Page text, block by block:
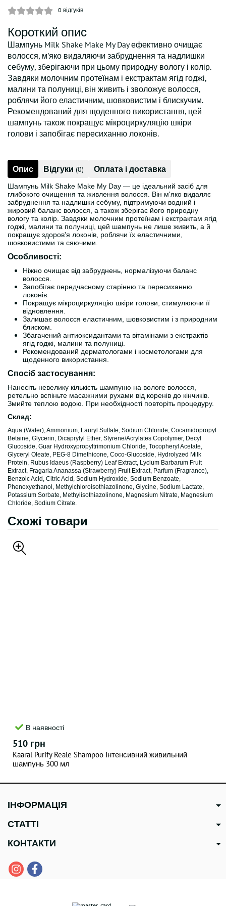
0 відгуків
Короткий опис
Шампунь Milk Shake Make My Day ефективно очищає
волосся, м'яко видаляючи забруднення та надлишки
себуму, зберігаючи при цьому природну вологу і колір.
Завдяки молочним протеїнам і екстрактам ягід годжі,
малини та полуниці, він живить і зволожує волосся,
роблячи його еластичним, шовковистим і блискучим.
Рекомендований для щоденного використання, цей
шампунь також покращує мікроциркуляцію шкіри
голови і запобігає пересиханню локонів.
Опис Відгуки (0) Оплата і доставка
Шампунь Milk Shake Make My Day — це ідеальний засіб для
глибокого очищення та живлення волосся. Він м'яко видаляє
забруднення та надлишки себуму, підтримуючи водний і
жировий баланс волосся, а також зберігає його природну
вологу та колір. Завдяки молочним протеїнам і екстрактам ягід
годжі, малини та полуниці, цей шампунь не лише живить, а й
покращує здоров'я локонів, роблячи їх еластичними,
шовковистими та сяючими.
Особливості:
Ніжно очищає від забруднень, нормалізуючи баланс
волосся.
Запобігає передчасному старінню та пересиханню
локонів.
Покращує мікроциркуляцію шкіри голови, стимулюючи її
відновлення.
Залишає волосся еластичним, шовковистим і з природним
блиском.
Збагачений антиоксидантами та вітамінами з екстрактів
ягід годжі, малини та полуниці.
Рекомендований дерматологами і косметологами для
щоденного використання.
Спосіб застосування:
Нанесіть невелику кількість шампуню на вологе волосся,
ретельно вспіньте масажними рухами від коренів до кінчиків.
Змийте теплою водою. При необхідності повторіть процедуру.
Склад:
Aqua (Water), Ammonium, Lauryl Sulfate, Sodium Chloride, Cocamidopropyl
Betaine, Glycerin, Dicaprylyl Ether, Styrene/Acrylates Copolymer, Decyl
Glucoside, Guar Hydroxypropyltrimonium Chloride, Tocopheryl Acetate,
Glyceryl Oleate, PEG-8 Dimethicone, Coco-Glucoside, Hydrolyzed Milk
Protein, Rubus Idaeus (Raspberry) Leaf Extract, Lycium Barbarum Fruit
Extract, Fragaria Ananassa (Strawberry) Fruit Extract, Parfum (Fragrance),
Benzoic Acid, Citric Acid, Sodium Hydroxide, Sodium Benzoate,
Phenoxyethanol, Methylchloroisothiazolinone, Glycine, Sodium Lactate,
Potassium Sorbate, Methylisothiazolinone, Magnesium Nitrate, Magnesium
Chloride, Sodium Citrate.
Схожі товари
В наявності
510 грн
Kaaral Purify Reale Shampoo Інтенсивний живильний
шампунь 300 мл
ІНФОРМАЦІЯ
СТАТТІ
КОНТАКТИ